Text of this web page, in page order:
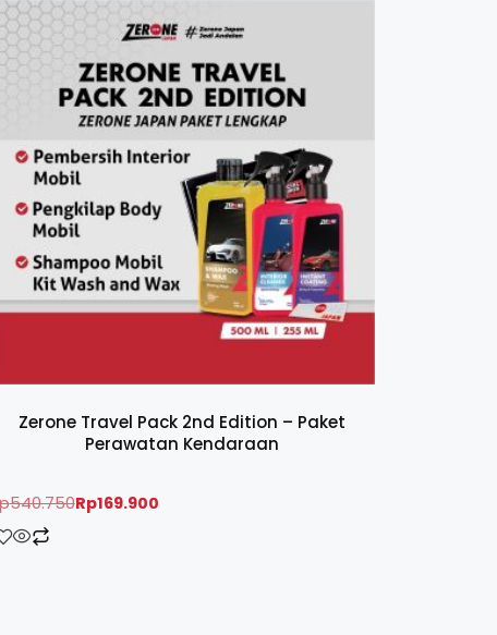
Zerone Travel Pack 2nd Edition – Paket
Perawatan Kendaraan
540.750Rp169.900